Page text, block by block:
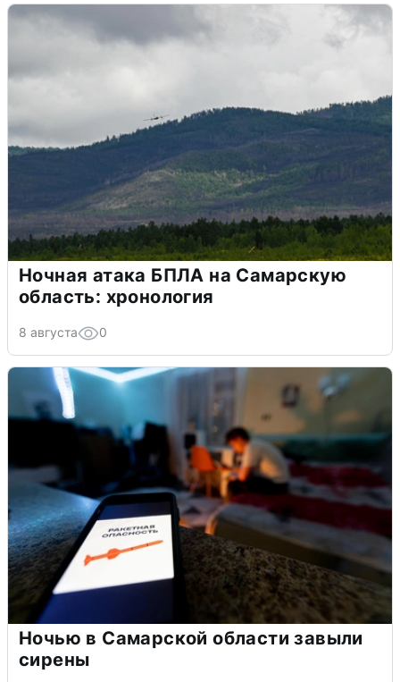
Ночная атака БПЛА на Самарскую
область: хронология
8 августа 0
Ночью в Самарской области завыли
сирены